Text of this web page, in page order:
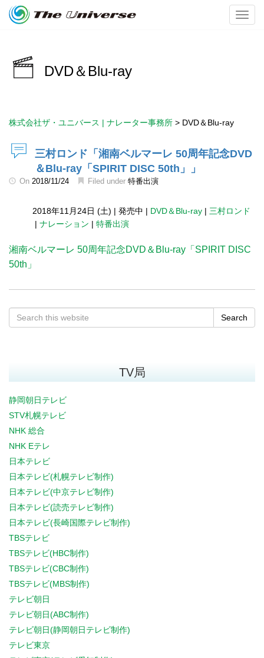
DVD＆Blu-ray
株式会社ザ・ユニバース | ナレーター事務所 > DVD＆Blu-ray
三村ロンド「湘南ベルマーレ 50周年記念DVD
＆Blu-ray「SPIRIT DISC 50th」」
On 2018/11/24 Filed under 特番出演
2018年11月24日 (土) | 発売中 | DVD＆Blu-ray | 三村ロンド
| ナレーション | 特番出演
湘南ベルマーレ 50周年記念DVD＆Blu-ray「SPIRIT DISC
50th」
Search
TV局
静岡朝日テレビ
STV札幌テレビ
NHK 総合
NHK Eテレ
日本テレビ
日本テレビ(札幌テレビ制作)
日本テレビ(中京テレビ制作)
日本テレビ(読売テレビ制作)
日本テレビ(長崎国際テレビ制作)
TBSテレビ
TBSテレビ(HBC制作)
TBSテレビ(CBC制作)
TBSテレビ(MBS制作)
テレビ朝日
テレビ朝日(ABC制作)
テレビ朝日(静岡朝日テレビ制作)
テレビ東京